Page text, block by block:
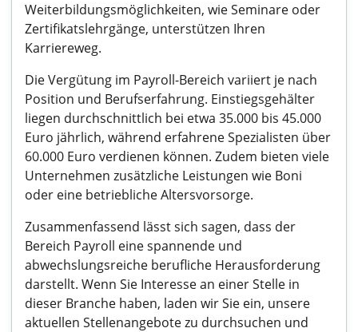
Weiterbildungsmöglichkeiten, wie Seminare oder
Zertifikatslehrgänge, unterstützen Ihren
Karriereweg.
Die Vergütung im Payroll-Bereich variiert je nach
Position und Berufserfahrung. Einstiegsgehälter
liegen durchschnittlich bei etwa 35.000 bis 45.000
Euro jährlich, während erfahrene Spezialisten über
60.000 Euro verdienen können. Zudem bieten viele
Unternehmen zusätzliche Leistungen wie Boni
oder eine betriebliche Altersvorsorge.
Zusammenfassend lässt sich sagen, dass der
Bereich Payroll eine spannende und
abwechslungsreiche berufliche Herausforderung
darstellt. Wenn Sie Interesse an einer Stelle in
dieser Branche haben, laden wir Sie ein, unsere
aktuellen Stellenangebote zu durchsuchen und